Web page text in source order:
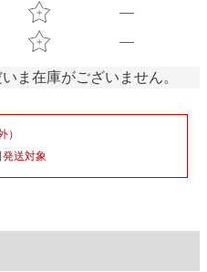
—
—
ま在庫がございません。
送対象